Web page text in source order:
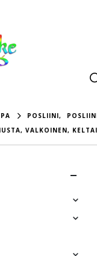
POSLIINI,
VALKOINEN,